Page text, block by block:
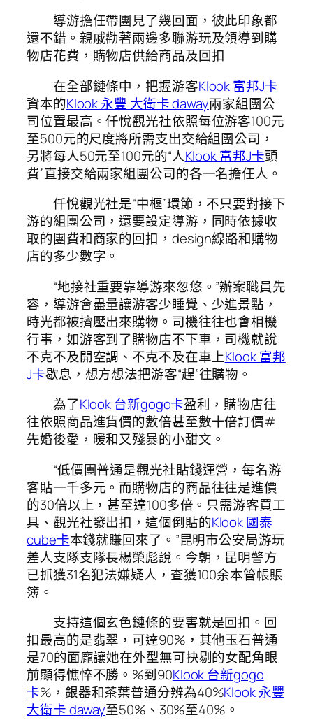
導游擔任帶團見了幾回面，彼此印象都
還不錯。親戚勸著兩邊多聯游玩及領導到購
物店花費，購物店供給商品及回扣
在全部鏈條中，把握游客Klook 富邦J卡
資本的Klook 永豐 大衛卡 daway兩家組團公
司位置最高。仟悅觀光社依照每位游客100元
至500元的尺度將所需支出交給組團公司，
另將每人50元至100元的“人Klook 富邦J卡頭
費”直接交給兩家組團公司的各一名擔任人。
仟悅觀光社是“中樞”環節，不只要對接下
游的組團公司，還要設定導游，同時依據收
取的團費和商家的回扣，design線路和購物
店的多少數字。
“地接社重要靠導游來忽悠。”辦案職員先
容，導游會盡量讓游客少睡覺、少進景點，
時光都被擠壓出來購物。司機往往也會相機
行事，如游客到了購物店不下車，司機就說
不克不及開空調、不克不及在車上Klook 富邦
J卡歇息，想方想法把游客“趕”往購物。
為了Klook 台新gogo卡盈利，購物店往
往依照商品進貨價的數倍甚至數十倍訂價#
先婚後愛，暖和又殘暴的小甜文。
“低價團普通是觀光社貼錢運營，每名游
客貼一千多元。而購物店的商品往往是進價
的30倍以上，甚至達100多倍。只需游客買工
具、觀光社發出扣，這個倒貼的Klook 國泰
cube卡本錢就賺回來了。”昆明市公安局游玩
差人支隊支隊長楊榮彪說。今朝，昆明警方
已抓獲31名犯法嫌疑人，查獲100余本管帳賬
簿。
支持這個玄色鏈條的要害就是回扣。回
扣最高的是翡翠，可達90%，其他玉石普通
是70的面龐讓她在外型無可抉剔的女配角眼
前顯得憔悴不勝。%到90Klook 台新gogo
卡%，銀器和茶葉普通分辨為40%Klook 永豐
大衛卡 daway至50%、30%至40%。